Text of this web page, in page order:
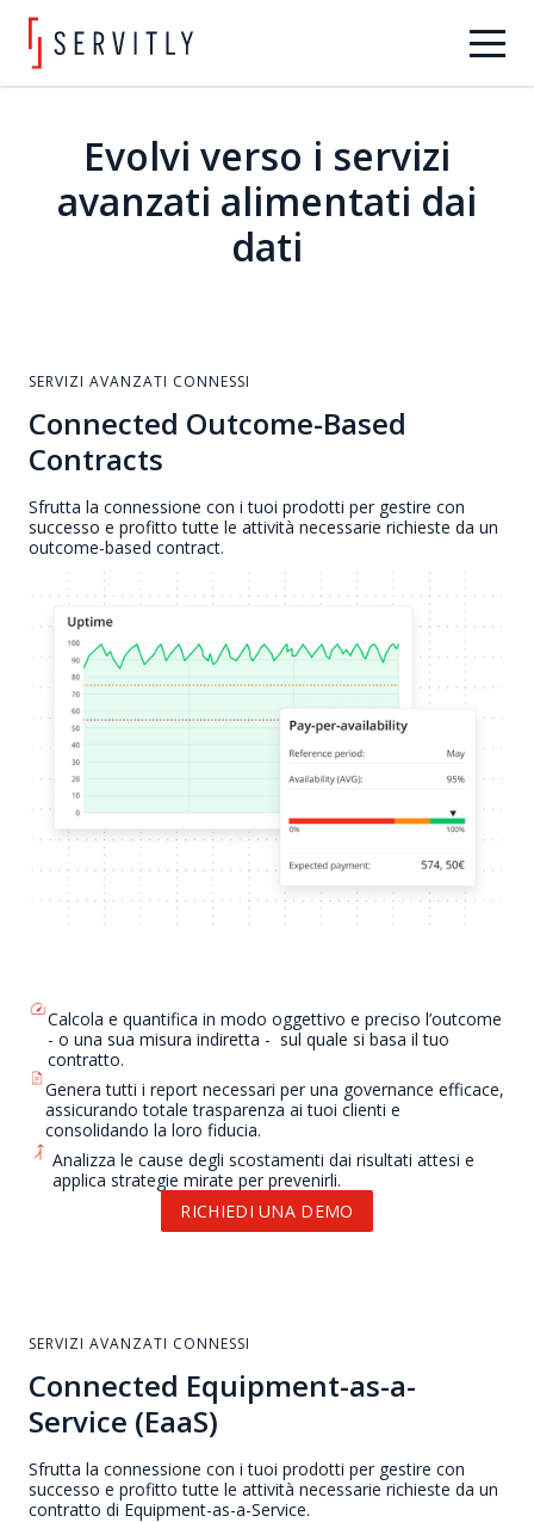
Evolvi verso i servizi
avanzati alimentati dai
dati
SERVIZI AVANZATI CONNESSI
Connected Outcome-Based
Contracts
Sfrutta la connessione con i tuoi prodotti per gestire con
successo e profitto tutte le attività necessarie richieste da un
outcome-based contract.
Calcola e quantifica in modo oggettivo e preciso l’outcome
- o una sua misura indiretta - sul quale si basa il tuo
contratto.
Genera tutti i report necessari per una governance efficace,
assicurando totale trasparenza ai tuoi clienti e
consolidando la loro fiducia.
Analizza le cause degli scostamenti dai risultati attesi e
applica strategie mirate per prevenirli.
RICHIEDI UNA DEMO
SERVIZI AVANZATI CONNESSI
Connected Equipment-as-a-
Service (EaaS)
Sfrutta la connessione con i tuoi prodotti per gestire con
successo e profitto tutte le attività necessarie richieste da un
contratto di Equipment-as-a-Service.